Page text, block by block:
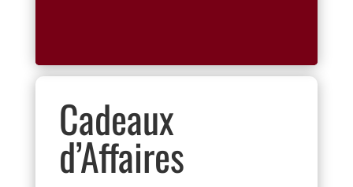
Cadeaux
d’Affaires